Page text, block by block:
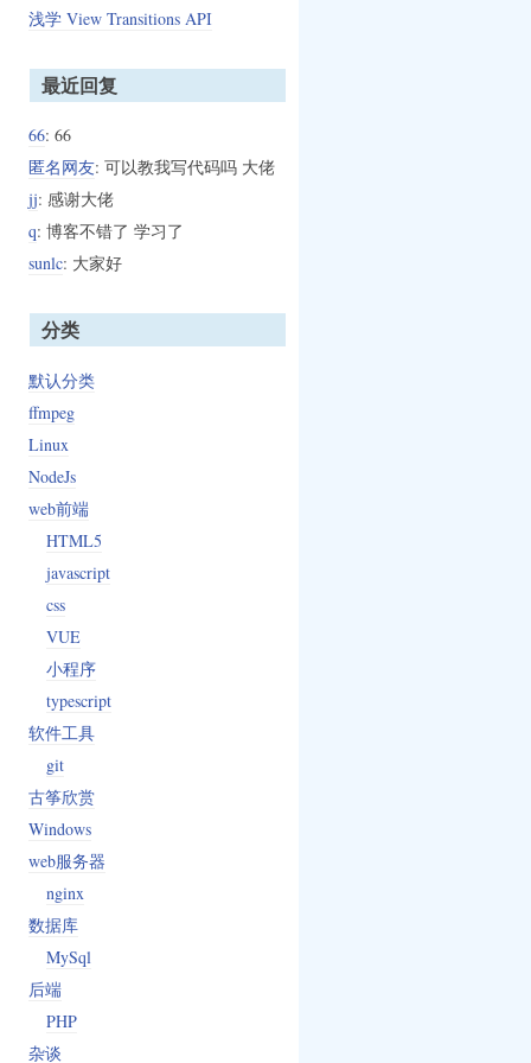
浅学 View Transitions API
最近回复
66: 66
匿名网友: 可以教我写代码吗 大佬
jj: 感谢大佬
q: 博客不错了 学习了
sunlc: 大家好
分类
默认分类
ffmpeg
Linux
NodeJs
web前端
HTML5
javascript
css
VUE
小程序
typescript
软件工具
git
古筝欣赏
Windows
web服务器
nginx
数据库
MySql
后端
PHP
杂谈